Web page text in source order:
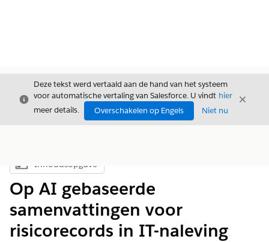
Sluiten
Deze tekst werd vertaald aan de hand van het systeem
voor automatische vertaling van Salesforce. U vindt hier
meer details.
Overschakelen op Engels Niet nu
Sluiten
Inhoudsopgave weergeven
Inhoudsopgave
Op AI gebaseerde
samenvattingen voor
risicorecords in IT-naleving